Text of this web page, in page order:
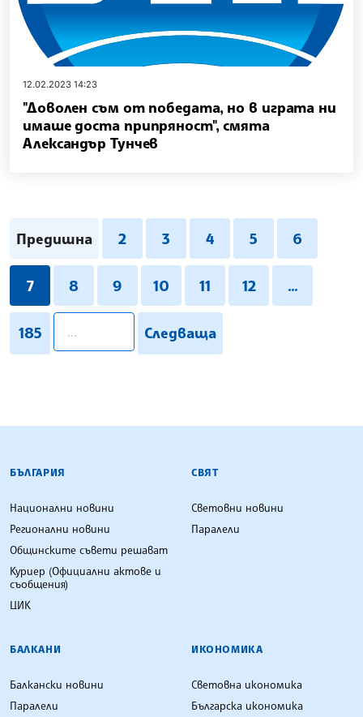
12.02.2023 14:23
"Доволен съм от победата, но в играта ни
имаше доста припряност", смята
Александър Тунчев
Предишна 2 3 4 5 6
7 8 9 10 11 12 ...
185 Следваща
БЪЛГАРСКА ТЕЛЕГРАФНА АГЕНЦИЯ
БЪЛГАРИЯ
Национални новини
Регионални новини
Общинските съвети решават
Куриер (Официални актове и
съобщения)
ЦИК
СВЯТ
Световни новини
Паралели
БАЛКАНИ
Балкански новини
Паралели
ИКОНОМИКА
Световна икономика
Българска икономика